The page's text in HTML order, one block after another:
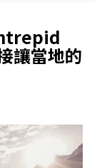
讓當地的